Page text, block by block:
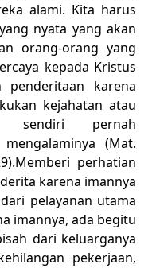
alami. Kita harus
nyata yang akan
orang-orang yang
kepada Kristus
karena
kejahatan atau
sendiri pernah
(Mat.
perhatian
karena imannya
pelayanan utama
imannya, ada begitu
dari keluarganya
pekerjaan,